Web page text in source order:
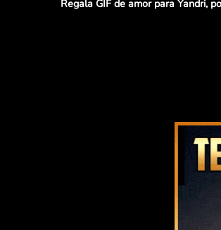
Regala GIF de amor para Yandri,